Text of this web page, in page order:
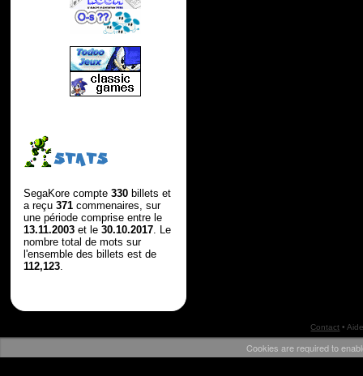
STATS
SegaKore compte 330billets et
a reçu 371commenaires, sur
une période comprise entre le
13.11.2003et le 30.10.2017. Le
nombre total de mots sur
l'ensemble des billets est de
112,123.
Contact •
Cookies are required to